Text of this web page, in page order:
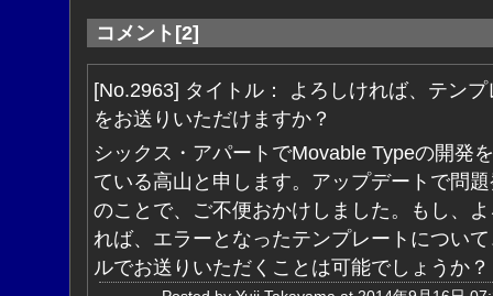
コメント[2]
[No.2963] タイトル： よろしければ、テンプ
をお送りいただけますか？
シックス・アパートでMovable Typeの開発
ている高山と申します。アップデートで問
のことで、ご不便おかけしました。もし、
れば、エラーとなったテンプレートについ
ルでお送りいただくことは可能でしょうか？